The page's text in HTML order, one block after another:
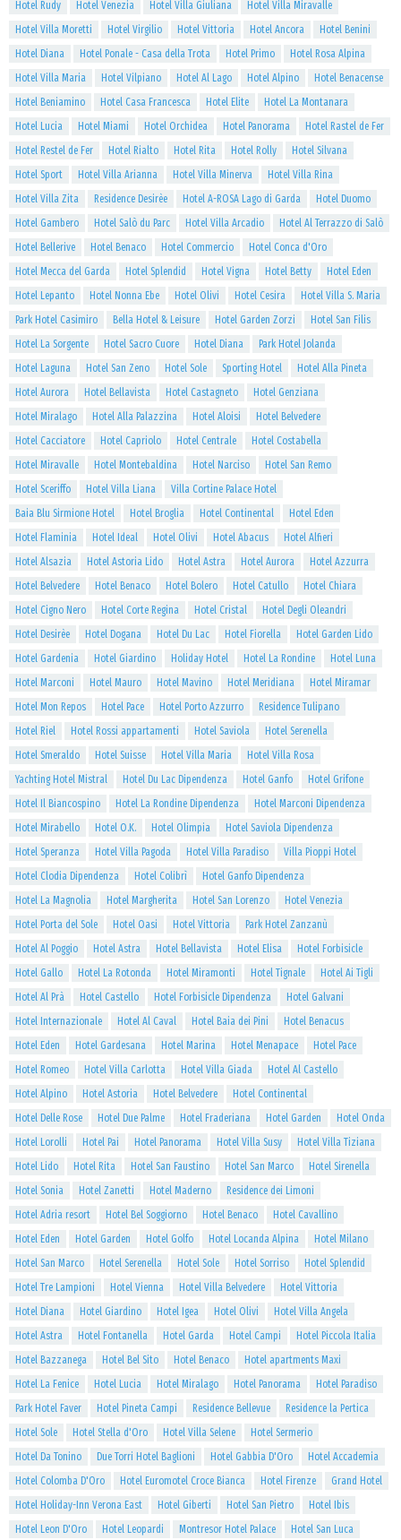
Hotel Rudy Hotel Venezia Hotel Villa Giuliana
Hotel Villa Miravalle
Hotel Villa Moretti
Hotel Virgilio Hotel Vittoria Hotel Ancora
Hotel Benini
Hotel Diana
Hotel Ponale - Casa della Trota Hotel Primo
Hotel Rosa Alpina
Hotel Villa Maria
Hotel Vilpiano Hotel Al Lago Hotel Alpino
Hotel Benacense
Hotel Beniamino
Hotel Casa Francesca Hotel Elite
Hotel La Montanara
Hotel Lucia
Hotel Miami Hotel Orchidea Hotel Panorama
Hotel Rastel de Fer
Hotel Restel de Fer
Hotel Rialto Hotel Rita Hotel Rolly
Hotel Silvana
Hotel Sport
Hotel Villa Arianna Hotel Villa Minerva
Hotel Villa Rina
Hotel Villa Zita
Residence Desirèe Hotel A-ROSA Lago di Garda
Hotel Duomo
Hotel Gambero
Hotel Salò du Parc Hotel Villa Arcadio
Hotel Al Terrazzo di Salò
Hotel Bellerive
Hotel Benaco Hotel Commercio
Hotel Conca d'Oro
Hotel Mecca del Garda
Hotel Splendid Hotel Vigna Hotel Betty
Hotel Eden
Hotel Lepanto
Hotel Nonna Ebe Hotel Olivi Hotel Cesira
Hotel Villa S. Maria
Park Hotel Casimiro
Bella Hotel & Leisure Hotel Garden Zorzi
Hotel San Filis
Hotel La Sorgente
Hotel Sacro Cuore Hotel Diana
Park Hotel Jolanda
Hotel Laguna
Hotel San Zeno Hotel Sole Sporting Hotel
Hotel Alla Pineta
Hotel Aurora
Hotel Bellavista Hotel Castagneto
Hotel Genziana
Hotel Miralago
Hotel Alla Palazzina Hotel Aloisi
Hotel Belvedere
Hotel Cacciatore
Hotel Capriolo Hotel Centrale
Hotel Costabella
Hotel Miravalle
Hotel Montebaldina Hotel Narciso
Hotel San Remo
Hotel Sceriffo
Hotel Villa Liana
Villa Cortine Palace Hotel
Baia Blu Sirmione Hotel
Hotel Broglia Hotel Continental
Hotel Eden
Hotel Flaminia
Hotel Ideal Hotel Olivi Hotel Abacus
Hotel Alfieri
Hotel Alsazia
Hotel Astoria Lido Hotel Astra Hotel Aurora
Hotel Azzurra
Hotel Belvedere
Hotel Benaco Hotel Bolero Hotel Catullo
Hotel Chiara
Hotel Cigno Nero
Hotel Corte Regina Hotel Cristal
Hotel Degli Oleandri
Hotel Desirèe
Hotel Dogana Hotel Du Lac Hotel Fiorella
Hotel Garden Lido
Hotel Gardenia
Hotel Giardino Holiday Hotel Hotel La Rondine
Hotel Luna
Hotel Marconi
Hotel Mauro Hotel Mavino Hotel Meridiana
Hotel Miramar
Hotel Mon Repos
Hotel Pace Hotel Porto Azzurro
Residence Tulipano
Hotel Riel
Hotel Rossi appartamenti Hotel Saviola
Hotel Serenella
Hotel Smeraldo
Hotel Suisse Hotel Villa Maria
Hotel Villa Rosa
Yachting Hotel Mistral
Hotel Du Lac Dipendenza Hotel Ganfo
Hotel Grifone
Hotel Il Biancospino
Hotel La Rondine Dipendenza
Hotel Marconi Dipendenza
Hotel Mirabello
Hotel O.K. Hotel Olimpia
Hotel Saviola Dipendenza
Hotel Speranza
Hotel Villa Pagoda Hotel Villa Paradiso
Villa Pioppi Hotel
Hotel Clodia Dipendenza
Hotel Colibrì
Hotel Ganfo Dipendenza
Hotel La Magnolia
Hotel Margherita Hotel San Lorenzo
Hotel Venezia
Hotel Porta del Sole
Hotel Oasi Hotel Vittoria
Park Hotel Zanzanù
Hotel Al Poggio
Hotel Astra Hotel Bellavista Hotel Elisa
Hotel Forbisicle
Hotel Gallo
Hotel La Rotonda Hotel Miramonti Hotel Tignale
Hotel Ai Tigli
Hotel Al Prà
Hotel Castello Hotel Forbisicle Dipendenza
Hotel Galvani
Hotel Internazionale
Hotel Al Caval Hotel Baia dei Pini
Hotel Benacus
Hotel Eden
Hotel Gardesana Hotel Marina Hotel Menapace
Hotel Pace
Hotel Romeo
Hotel Villa Carlotta Hotel Villa Giada
Hotel Al Castello
Hotel Alpino
Hotel Astoria Hotel Belvedere
Hotel Continental
Hotel Delle Rose
Hotel Due Palme Hotel Fraderiana Hotel Garden
Hotel Onda
Hotel Lorolli
Hotel Pai Hotel Panorama Hotel Villa Susy
Hotel Villa Tiziana
Hotel Lido
Hotel Rita Hotel San Faustino Hotel San Marco
Hotel Sirenella
Hotel Sonia
Hotel Zanetti Hotel Maderno
Residence dei Limoni
Hotel Adria resort
Hotel Bel Soggiorno Hotel Benaco
Hotel Cavallino
Hotel Eden
Hotel Garden Hotel Golfo Hotel Locanda Alpina
Hotel Milano
Hotel San Marco
Hotel Serenella Hotel Sole Hotel Sorriso
Hotel Splendid
Hotel Tre Lampioni
Hotel Vienna Hotel Villa Belvedere
Hotel Vittoria
Hotel Diana
Hotel Giardino Hotel Igea Hotel Olivi
Hotel Villa Angela
Hotel Astra
Hotel Fontanella Hotel Garda Hotel Campi
Hotel Piccola Italia
Hotel Bazzanega
Hotel Bel Sito Hotel Benaco
Hotel apartments Maxi
Hotel La Fenice
Hotel Lucia Hotel Miralago Hotel Panorama
Hotel Paradiso
Park Hotel Faver
Hotel Pineta Campi Residence Bellevue
Residence la Pertica
Hotel Sole
Hotel Stella d'Oro Hotel Villa Selene
Hotel Sermerio
Hotel Da Tonino
Due Torri Hotel Baglioni Hotel Gabbia D'Oro
Hotel Accademia
Hotel Colomba D'Oro
Hotel Euromotel Croce Bianca Hotel Firenze
Grand Hotel
Hotel Holiday-Inn Verona East
Hotel Giberti Hotel San Pietro
Hotel Ibis
Hotel Leon D'Oro
Hotel Leopardi Montresor Hotel Palace
Hotel San Luca